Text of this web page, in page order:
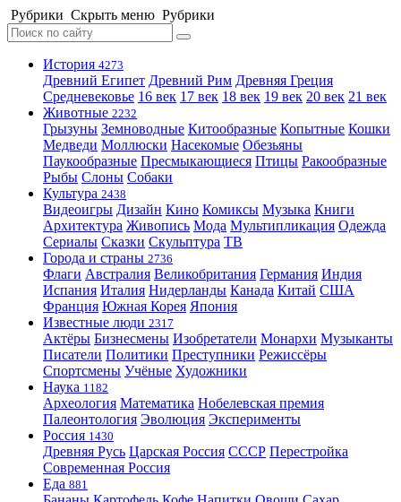
Рубрики Скрыть меню Рубрики
История 4273
Древний Египет Древний Рим Древняя Греция
Средневековье 16 век 17 век 18 век 19 век 20 век 21 век
Животные 2232
Грызуны Земноводные Китообразные Копытные Кошки
Медведи Моллюски Насекомые Обезьяны
Паукообразные Пресмыкающиеся Птицы Ракообразные
Рыбы Слоны Собаки
Культура 2438
Видеоигры Дизайн Кино Комиксы Музыка Книги
Архитектура Живопись Мода Мультипликация Одежда
Сериалы Сказки Скульптура ТВ
Города и страны 2736
Флаги Австралия Великобритания Германия Индия
Испания Италия Нидерланды Канада Китай США
Франция Южная Корея Япония
Известные люди 2317
Актёры Бизнесмены Изобретатели Монархи Музыканты
Писатели Политики Преступники Режиссёры
Спортсмены Учёные Художники
Наука 1182
Археология Математика Нобелевская премия
Палеонтология Эволюция Эксперименты
Россия 1430
Древняя Русь Царская Россия СССР Перестройка
Современная Россия
Еда 881